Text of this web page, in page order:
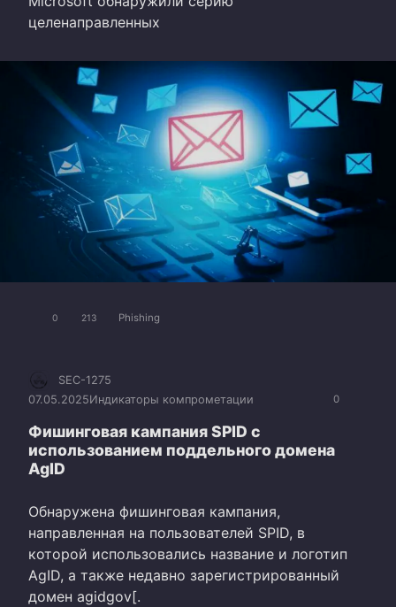
целенаправленных
0 213 Phishing
0
SEC-1275
07.05.2025Индикаторы компрометации
Фишинговая кампания SPID с
использованием поддельного домена
AgID
Обнаружена фишинговая кампания,
направленная на пользователей SPID, в
которой использовались название и логотип
AgID, а также недавно зарегистрированный
домен agidgov[.